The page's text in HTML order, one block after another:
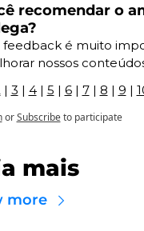
recomendar o
feedback é muito
nossos
| 3 | 4 | 5 | 6 | 7 | 8 | 9 |
or Subscribe to participate
mais
more